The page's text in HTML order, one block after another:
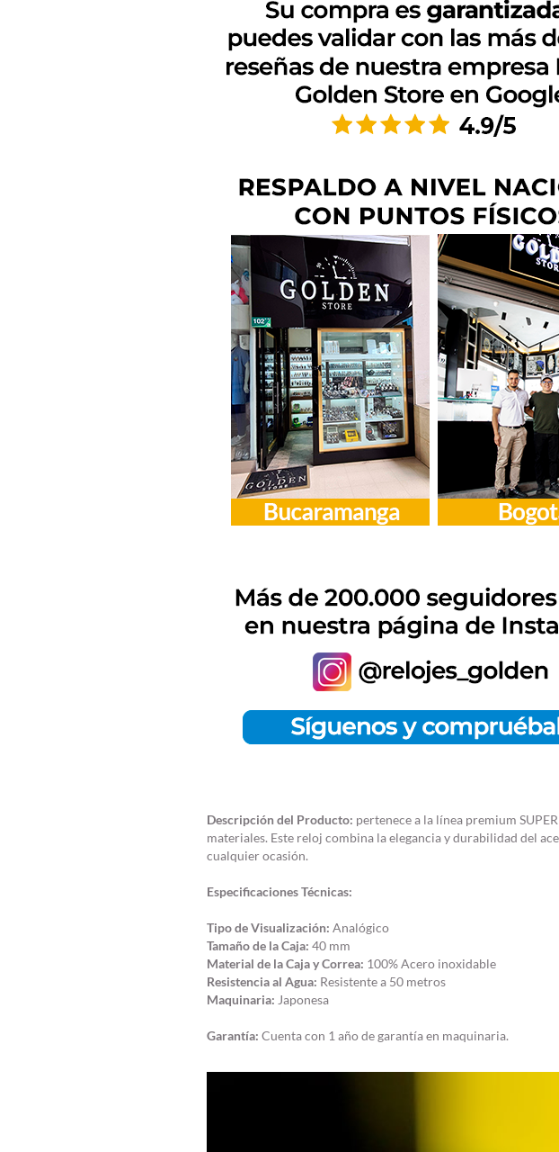
Descripción del Producto: pertenece a la línea premium
materiales. Este reloj combina la elegancia y durabilidad del
cualquier ocasión.
Especificaciones Técnicas:
Tipo de Visualización: Analógico
Tamaño de la Caja: 40 mm
Material de la Caja y Correa: 100% Acero inoxidable
Resistencia al Agua: Resistente a 50 metros
Maquinaria: Japonesa
Garantía: Cuenta con 1 año de garantía en maquinaria.